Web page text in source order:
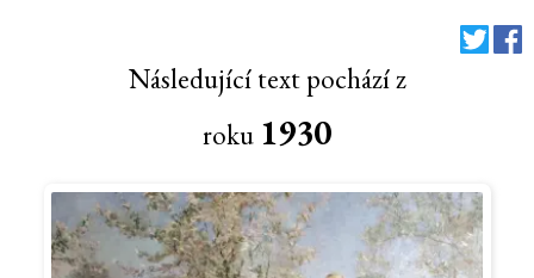
Následující text pochází z
roku 1930